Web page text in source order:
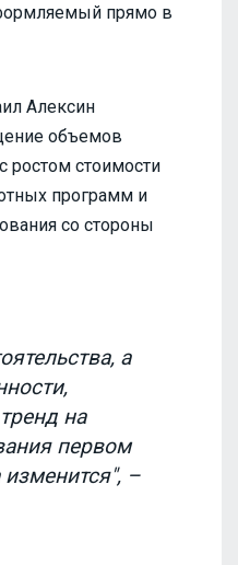
прямо в
Алексин
объемов
ростом стоимости
программ и
со стороны
а
на
первом
изменится", –